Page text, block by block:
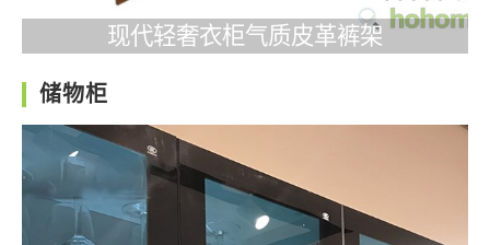
现代轻奢衣柜气质皮革裤架
储物柜